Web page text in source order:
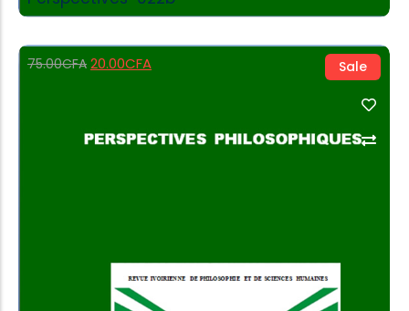
Sale
75.00CFA 20.00CFA